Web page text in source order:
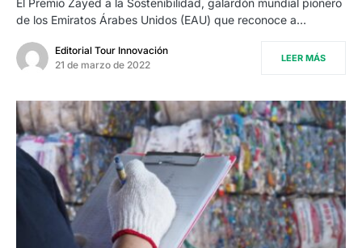
El Premio Zayed a la Sostenibilidad, galardón mundial pionero
de los Emiratos Árabes Unidos (EAU) que reconoce a…
Editorial Tour Innovación
21 de marzo de 2022
LEER MÁS